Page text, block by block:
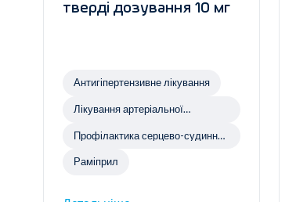
тверді дозування 10 мг
Антигіпертензивне лікування
Лікування артеріальної
Профілактика серцево-судинних
Раміприл